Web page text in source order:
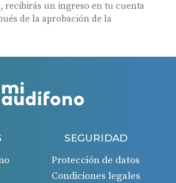
recibirás un ingreso en tu cuenta
de la aprobación de la
SEGURIDAD
Protección de datos
Condiciones legales